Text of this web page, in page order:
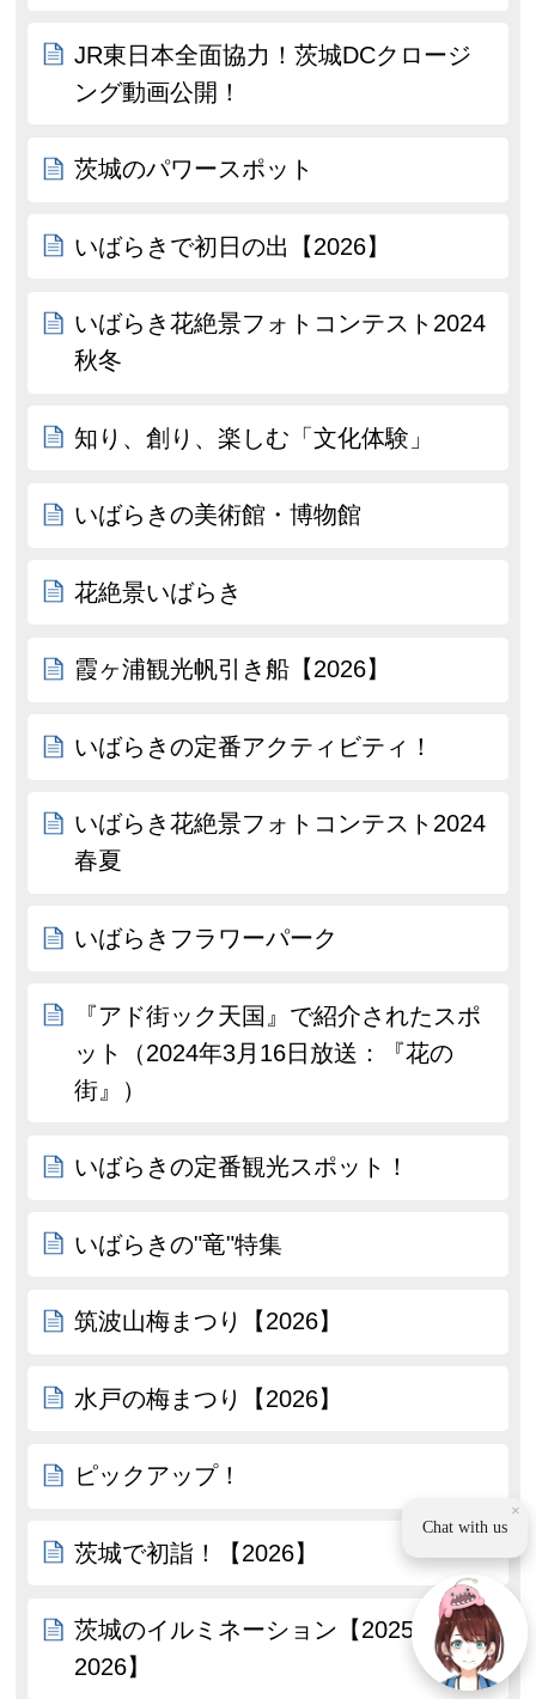
JR東日本全面協力！茨城DCクロージ
ング動画公開！
茨城のパワースポット
いばらきで初日の出【2026】
いばらき花絶景フォトコンテスト2024
秋冬
知り、創り、楽しむ「文化体験」
いばらきの美術館・博物館
花絶景いばらき
霞ヶ浦観光帆引き船【2026】
いばらきの定番アクティビティ！
いばらき花絶景フォトコンテスト2024
春夏
いばらきフラワーパーク
『アド街ック天国』で紹介されたスポ
ット（2024年3月16日放送：『花の
街』）
いばらきの定番観光スポット！
いばらきの"竜"特集
筑波山梅まつり【2026】
水戸の梅まつり【2026】
ピックアップ！
茨城で初詣！【2026】
茨城のイルミネーション【2025-
2026】
×
Chat with us